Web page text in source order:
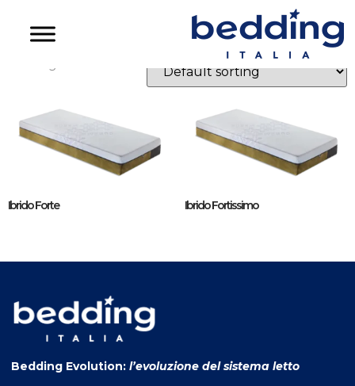
ibrido
Ibrido Forte Ibrido Fortissimo
Bedding Evolution: l’evoluzione del sistema letto